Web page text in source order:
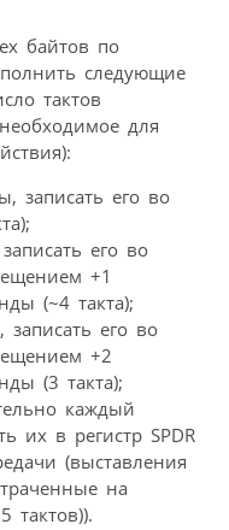
байтов по
следующие
тактов
для
записать его во
его во
+1
(~4 такта);
записать его во
+2
(3 такта);
каждый
их в регистр SPDR
(выставления
на
тактов)).